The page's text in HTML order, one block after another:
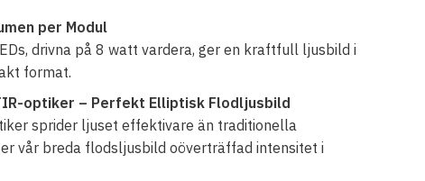
per Modul
drivna på 8 watt vardera, ger en kraftfull ljusbild i
format.
optiker – Perfekt Elliptisk Flodljusbild
sprider ljuset effektivare än traditionella
vår breda flodsljusbild oöverträffad intensitet i